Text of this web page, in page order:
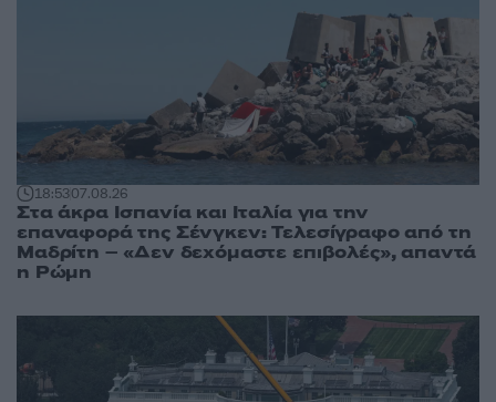
18:5307.08.26
Στα άκρα Ισπανία και Ιταλία για την
επαναφορά της Σένγκεν: Τελεσίγραφο από τη
Μαδρίτη – «Δεν δεχόμαστε επιβολές», απαντά
η Ρώμη